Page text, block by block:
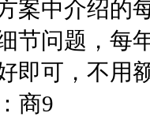
案中介绍的
节问题，每
即可，不用
商9